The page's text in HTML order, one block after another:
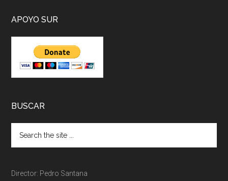
APOYO SUR
BUSCAR
Director: Pedro Santana